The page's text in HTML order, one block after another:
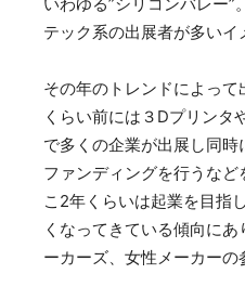
テック系の出展者が多いイ
その年のトレンドによっ
くらい前には３Dプリンタ
で多くの企業が出展し同
ファンディングを行うな
こ2年くらいは起業を目指
くなってきている傾向に
ーカーズ、女性メーカーの